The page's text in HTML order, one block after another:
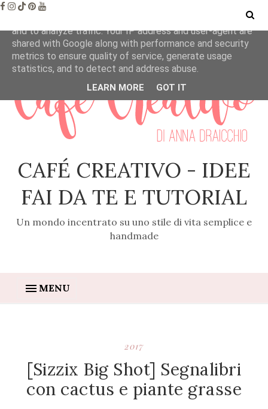
CAFÉ CREATIVO - IDEE
FAI DA TE E TUTORIAL
Un mondo incentrato su uno stile di vita semplice e
handmade
MENU
2017
[Sizzix Big Shot] Segnalibri
con cactus e piante grasse
This site uses cookies from Google to deliver its services
and to analyze traffic. Your IP address and user-agent are
shared with Google along with performance and security
metrics to ensure quality of service, generate usage
statistics, and to detect and address abuse.
LEARN MORE GOT IT